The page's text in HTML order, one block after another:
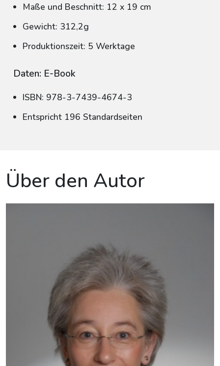
Maße und Beschnitt: 12 x 19 cm
Gewicht: 312,2g
Produktionszeit: 5 Werktage
Daten: E-Book
ISBN: 978-3-7439-4674-3
Entspricht 196 Standardseiten
Über den Autor